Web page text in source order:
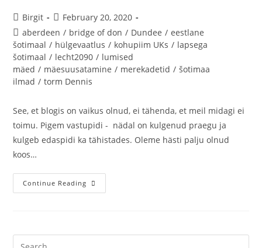
Birgit
February 20, 2020
aberdeen / bridge of don / Dundee / eestlane
šotimaal / hülgevaatlus / kohupiim UKs / lapsega
šotimaal / lecht2090 / lumised
mäed / mäesuusatamine / merekadetid / šotimaa
ilmad / torm Dennis
See, et blogis on vaikus olnud, ei tähenda, et meil midagi ei
toimu. Pigem vastupidi - nädal on kulgenud praegu ja
kulgeb edaspidi ka tähistades. Oleme hästi palju olnud
koos…
Continue Reading